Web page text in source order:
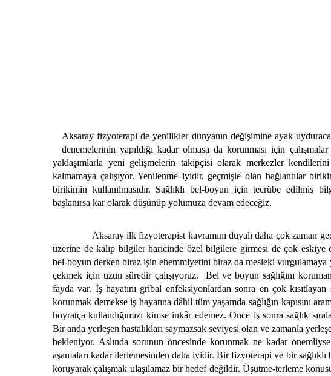
Aksaray fizyoterapi de yenilikler dünyanın değişimine ayak
denemelerinin yapıldığı kadar olmasa da korunması için
yaklaşımlarla yeni gelişmelerin takipçisi olarak merkezler
kalmamaya çalışıyor. Yenilenme iyidir, geçmişle olan bağlantılar
birikimin kullanılmasıdır. Sağlıklı bel-boyun için tecrübe edilmiş
başlanırsa kar olarak düşünüp yolumuza devam edeceğiz.
Aksaray ilk fizyoterapist kavramını duyalı daha çok zaman
üzerine de kalıp bilgiler haricinde özel bilgilere girmesi de çok eskiye
bel-boyun derken biraz işin ehemmiyetini biraz da mesleki
çekmek için uzun süredir çalışıyoruz. Bel ve boyun sağlığını
fayda var. İş hayatını gribal enfeksiyonlardan sonra en çok
korunmak demekse iş hayatına dâhil tüm yaşamda sağlığın kapısını
hoyratça kullandığımızı kimse inkâr edemez. Önce iş sonra sağlık
Bir anda yerleşen hastalıkları saymazsak seviyesi olan ve zamanla
bekleniyor. Aslında sorunun öncesinde korunmak ne kadar
aşamaları kadar ilerlemesinden daha iyidir. Bir fizyoterapi ve bir sağlıklı
koruyarak çalışmak ulaşılamaz bir hedef değildir. Üşütme-terleme